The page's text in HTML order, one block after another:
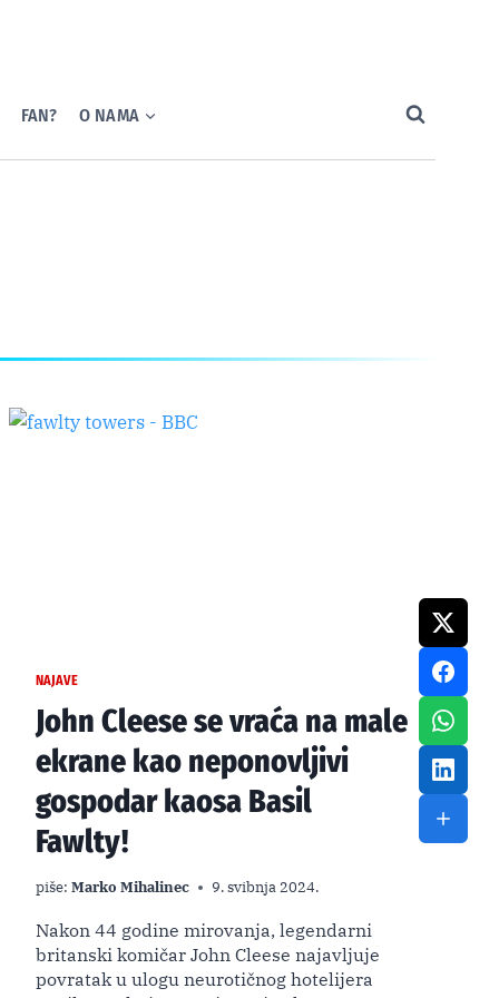
FAN? O NAMA
NAJAVE
John Cleese se vraća na male
ekrane kao neponovljivi
gospodar kaosa Basil
Fawlty!
piše: Marko Mihalinec 9. svibnja 2024.
Nakon 44 godine mirovanja, legendarni
britanski komičar John Cleese najavljuje
povratak u ulogu neurotičnog hotelijera